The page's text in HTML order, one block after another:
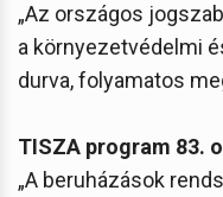
„Az országos
a környezetvédelmi
durva, folyamatos
TISZA program 83.
„A beruházások